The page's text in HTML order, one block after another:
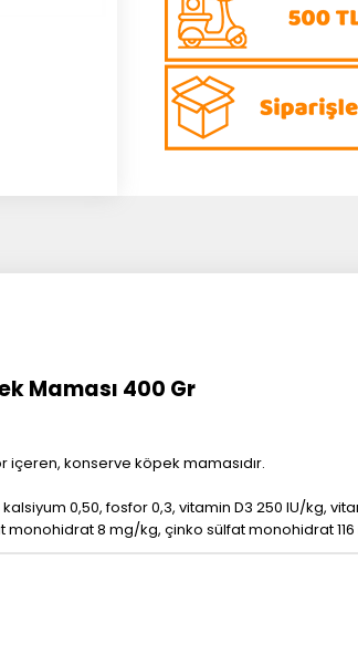
Maması 400 Gr
içeren, konserve köpek mamasıdır.
0,50, fosfor 0,3, vitamin D3 250 IU/kg,
8 mg/kg, çinko sülfat monohidrat